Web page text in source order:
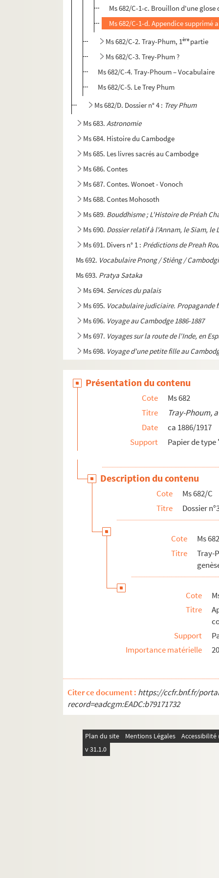
Ms 682/C-1-c. Brouillon d'une
Ms 682/C-1-d. Appendice supprimé
Ms 682/C-2. Tray-Phum, 1ère partie
Ms 682/C-3. Trey-Phum ?
Ms 682/C-4. Tray-Phoum – Vocabulaire
Ms 682/C-5. Le Trey Phum
Ms 682/D. Dossier n° 4 : Trey Phum
Ms 683.Astronomie
Ms 684. Histoire du Cambodge
Ms 685. Les livres sacrés au Cambodge
Ms 686. Contes
Ms 687. Contes. Wonoet - Vonoch
Ms 688. Contes Mohosoth
Ms 689. Bouddhisme ; L'Histoire de Préah
Ms 690. Dossier relatif à l'Annam, le Siam, le
Ms 691. Divers n° 1 : Prédictions de Preah
Ms 692. Vocabulaire Pnong / Stiêng /
Ms 693. Pratya Sataka
Ms 694. Services du palais
Ms 695. Vocabulaire judiciaire. Propagande
Ms 696. Voyage au Cambodge 1886-1887
Ms 697. Voyages sur la route de l'Inde, en
Ms 698. Voyage d'une petite fille au
Ms 700.Il faut savoir mourir. Roman
Le Résident Verrier
Poésies diverses - Articles de
Mes souvenirs
Fêtes, danses, chants au Cambodge
Ms 706.
Moeurs cambodgiennes
Ms 707bis. Correspondance du 2
secrétaire
Présentation du contenu
Cote
Ms 682
Titre
Tray-Phoum,
Date
ca 1886/1917
Support
Papier de
Description du contenu
Cote
Ms 682/C
Titre
Dossier
Cote
Ms
Titre
Tray-
Cote
Titre
Support
Importance matérielle
Citer ce document : https://ccfr.bnf.fr/
record=eadcgm:EADC:b79171732
Plan du site Mentions Légales
v 31.1.0